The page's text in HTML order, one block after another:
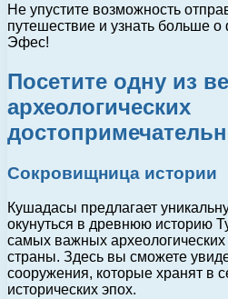
Не упустите возможность
путешествие и узнать больше
Эфес!
Посетите одну из
археологических
Сокровищница истории
Кушадасы предлагает
окунуться в древнюю историю
самых важных археологических
страны. Здесь вы сможете
сооружения, которые хранят в
исторических эпох.